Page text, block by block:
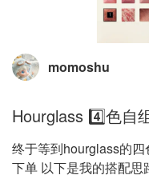
momoshu
Hourglass 4️⃣色自
终于等到hourglass的
下单 以下是我的搭配思